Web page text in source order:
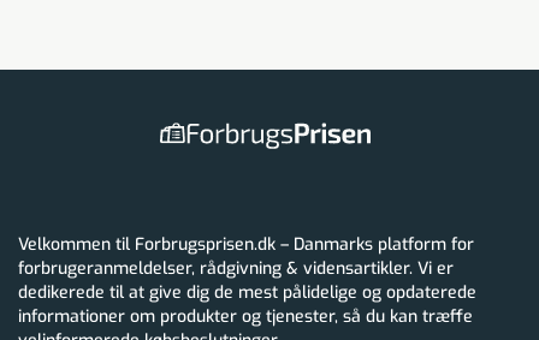
Velkommen til Forbrugsprisen.dk – Danmarks platform for
forbrugeranmeldelser, rådgivning & vidensartikler. Vi er
dedikerede til at give dig de mest pålidelige og opdaterede
informationer om produkter og tjenester, så du kan træffe